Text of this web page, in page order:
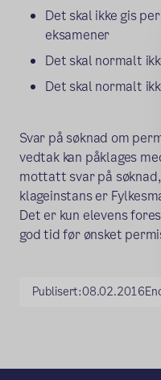
Det skal ikke gis
eksamener
Det skal normalt
Det skal normalt
Svar på søknad om
vedtak kan påklages
mottatt svar på søknad,
klageinstans er
Det er kun elevens
god tid før ønsket
Publisert:08.02.2016